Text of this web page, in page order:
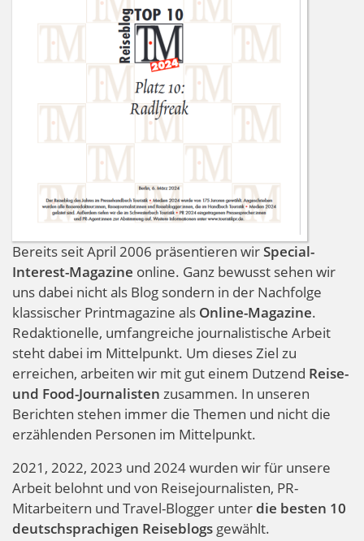
Bereits seit April 2006 präsentieren wirSpecial-
Interest-Magazine online. Ganz bewusst sehen wir
uns dabei nicht als Blog sondern in der Nachfolge
klassischer Printmagazine als Online-Magazine.
Redaktionelle, umfangreiche journalistische Arbeit
steht dabei im Mittelpunkt. Um dieses Ziel zu
erreichen, arbeiten wir mit gut einem Dutzend Reise-
und Food-Journalisten zusammen. In unseren
Berichten stehen immer die Themen und nicht die
erzählenden Personen im Mittelpunkt.
2021, 2022, 2023 und 2024 wurden wir für unsere
Arbeit belohnt und von Reisejournalisten, PR-
Mitarbeitern und Travel-Blogger unterdie besten 10
deutschsprachigen Reiseblogs gewählt.